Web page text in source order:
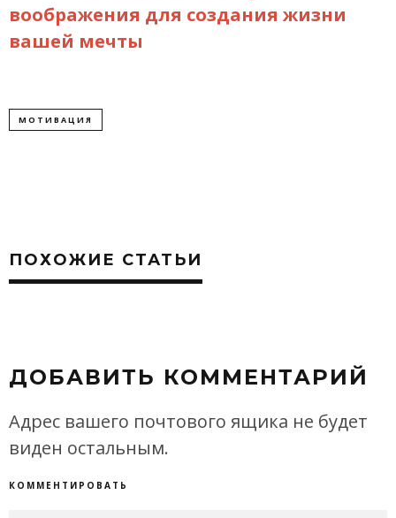
воображения для создания жизни
вашей мечты
МОТИВАЦИЯ
ПОХОЖИЕ СТАТЬИ
ДОБАВИТЬ КОММЕНТАРИЙ
Адрес вашего почтового ящика не будет
виден остальным.
КОММЕНТИРОВАТЬ